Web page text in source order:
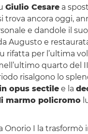
Giulio Cesarea
trova ancora oggi,
e dandole il
Augusto e
rifatta per l’ultima
quarto del
risalgono lo
opus sectilee la
marmo policromo
Onorio I la trasformò